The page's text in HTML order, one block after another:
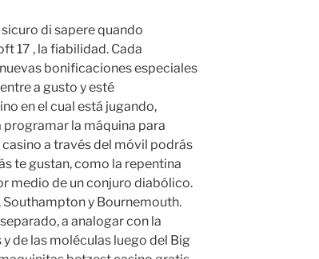
di sapere quando
17 , la fiabilidad. Cada
bonificaciones especiales
a gusto y esté
en el cual está jugando,
la máquina para
a través del móvil podrás
te gustan, como la repentina
medio de un conjuro diabólico.
Southampton y Bournemouth.
a analogar con la
de las moléculas luego del Big